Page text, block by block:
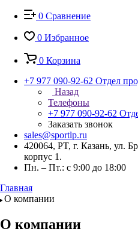
0 Сравнение
0 Избранное
0 Корзина
+7 977 090-92-62 Отдел
Назад
Телефоны
+7 977 090-92-62
Заказать звонок
sales@sportlp.ru
420064, PT, г. Казань, ул.
корпус 1.
Пн. – Пт.: с 9:00 до 18:00
Главная
О компании
О компании